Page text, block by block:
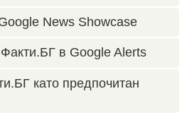
News Showcase
в Google Alerts
като предпочитан